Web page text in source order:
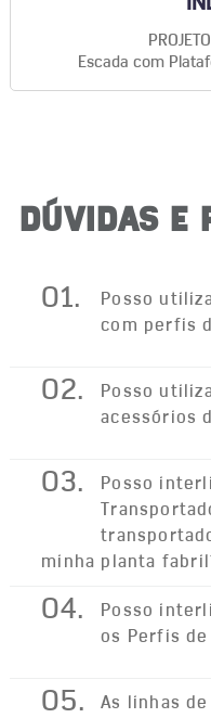
Escada com
DÚVIDAS E
01.
Posso
com perfis
02.
Posso
acessórios
03.
Posso
minha planta
04.
Posso
os Perfis
05. As linhas